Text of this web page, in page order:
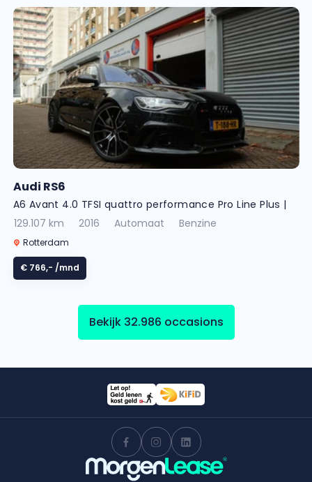
Audi RS6
A6 Avant 4.0 TFSI quattro performance Pro Line Plus |
Luchtvering | HUD |
129.107 km 2016 Automaat Benzine
Rotterdam
€ 766,- /mnd
Bekijk 32.986 occasions